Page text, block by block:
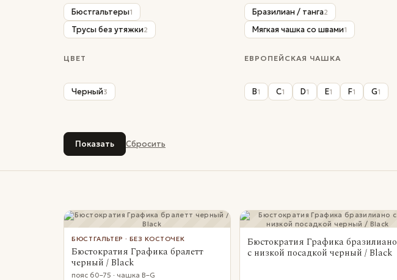
Бюстгальтеры1
Трусы без утяжки2
Бразилиан / танга2
Мягкая чашка со швами1
ЦВЕТ
Черный3
ЕВРОПЕЙСКАЯ ЧАШКА
B1 C1 D1 E1 F1 G1
БЮСТГАЛЬТЕР · БЕЗ КОСТОЧЕК
Бюстократия Графика бралетт
черный / Black
пояс 60–75 · чашка B–G
Бюстократия Графика бразилиано
с низкой посадкой черный / Black